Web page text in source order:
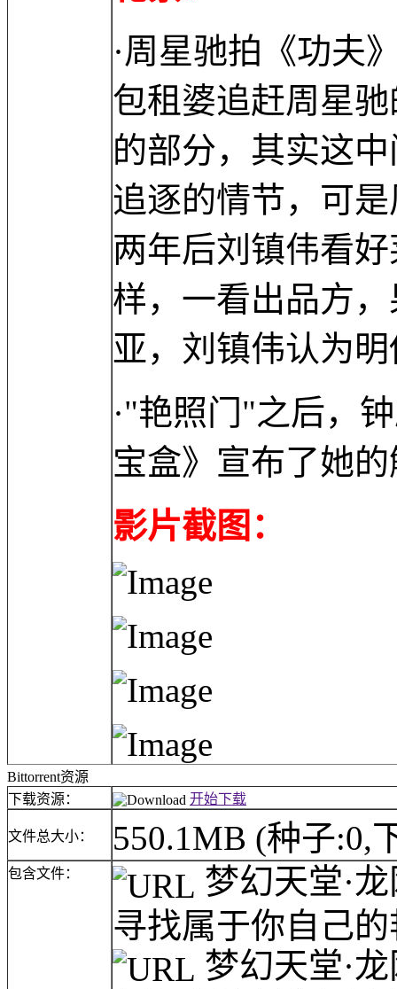
·周星驰拍《功夫
包租婆追赶周星
的部分，其实这
追逐的情节，可
两年后刘镇伟看
样，一看出品方
亚，刘镇伟认为
·"艳照门"之后，
宝盒》宣布了她
影片截图：
Bittorrent资源
下载资源：
开始下载
文件总大小： 550.1MB (种子:0,
包含文件：
梦幻天堂·
寻找属于你自己
梦幻天堂·